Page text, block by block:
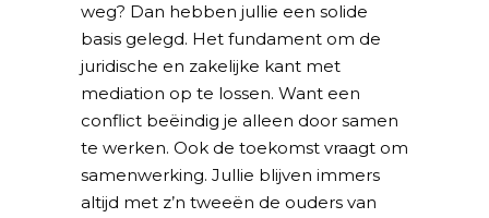
weg? Dan hebben jullie een solide
basis gelegd. Het fundament om de
juridische en zakelijke kant met
mediation op te lossen. Want een
conflict beëindig je alleen door samen
te werken. Ook de toekomst vraagt om
samenwerking. Jullie blijven immers
altijd met z’n tweeën de ouders van